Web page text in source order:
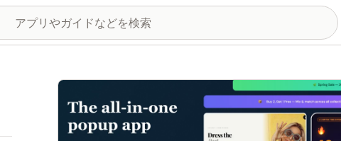
特集の画像ギャラリー